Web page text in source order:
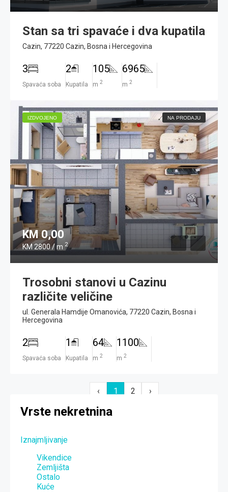
Stan sa tri spavaće i dva kupatila
Cazin, 77220 Cazin, Bosna i Hercegovina
3
Spavaća soba
2
Kupatila
105
m 2
6965
m 2
IZDVOJENO NA PRODAJU
KM 0,00
KM 2800 / m 2
Trosobni stanovi u Cazinu
različite veličine
ul. Generala Hamdije Omanovića, 77220 Cazin, Bosna i
Hercegovina
2
Spavaća soba
1
Kupatila
64
m 2
1100
m 2
‹ 1 2 ›
Vrste nekretnina
Iznajmljivanje
Vikendice
Zemljišta
Ostalo
Kuće